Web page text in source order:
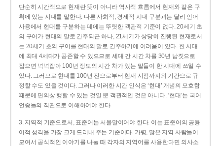
단순히 시간적으로 현재란 뜻이 아니라 역사적 흐름에서 현재와 같은 구
획에 있는 시대를 말한다. 다른 사회적, 경제적 시대 구분과는 달리 언어
사용에서 현대를 구분하는 데에는 뚜렷한 객관적 기준이 없다. 20세기 초
의 구어가 현대의 말로 간주되곤 하나, 21세기가 상당히 진행된 현재로서
는 20세기 초의 구어를 현대의 말로 간주하기에 어려움이 있다. 한 시대
에 최대 4세대가 공존할 수 있으므로 세대 간 시간 차를 30년 남짓으로
잡으면 넉넉잡아 100년 정도의 시간 차가 있는 말들이 한 시대에 쓰일 수
있다. 그러므로 현대를 100년 전으로부터 현재 시점까지의 기간으로 규
정할 수도 있을 것이다. 그러나 이러한 시간 인식은 ‘현대’ 개념의 모호함
때문에 편의상 행할 수 있는 것일 뿐 객관적인 것은 아니다. ‘현대’는 국어
언중들의 직관으로 이해하여야 한다.
3. 지역적 기준으로서, 표준어는 서울말이어야 한다. 이는 표준어의 공용
어적 성격을 가장 크게 드러내 주는 기준이다. 가령, 많은 지역 사람들이
모여서 공식적인 이야기를 나눌 때 각자의 지역어를 사용한다면 의사소